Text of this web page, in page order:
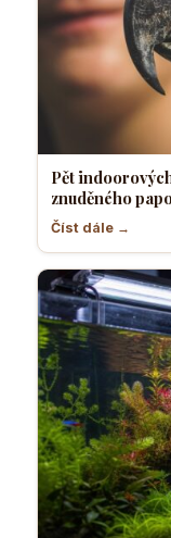
Pět
znuděného
Číst dále →